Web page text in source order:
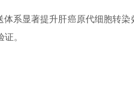
系显著提升肝癌原代细胞转
。